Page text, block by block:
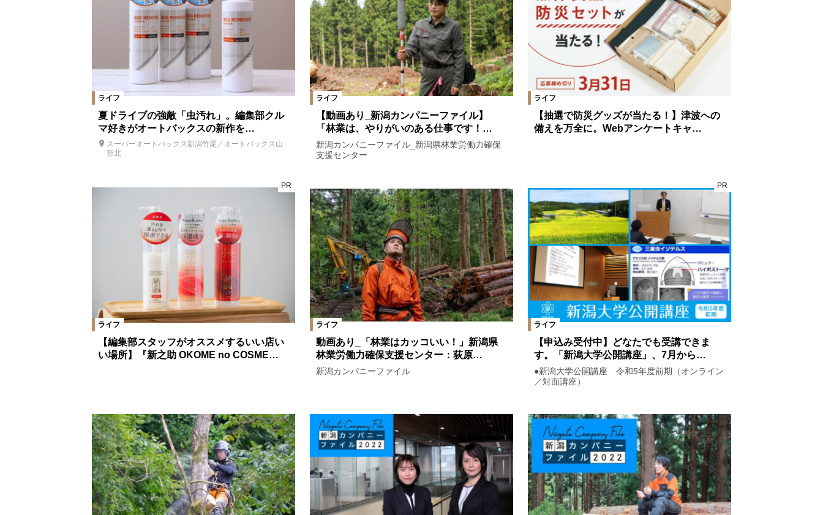
ライフ
夏ドライブの強敵「虫汚れ」。編集部クル
マ好きがオートバックスの新作を…
スーパーオートバックス新潟竹尾／オートバックス山
形北
ライフ
【動画あり_新潟カンパニーファイル】
「林業は、やりがいのある仕事です！…
新潟カンパニーファイル_新潟県林業労働力確保
支援センター
ライフ
【抽選で防災グッズが当たる！】津波への
備えを万全に。Webアンケートキャ…
ライフ
PR
【編集部スタッフがオススメするいい店い
い場所】『新之助 OKOME no COSME…
ライフ
動画あり_「林業はカッコいい！」新潟県
林業労働力確保支援センター：荻原…
新潟カンパニーファイル
ライフ
PR
【申込み受付中】どなたでも受講できま
す。「新潟大学公開講座」、7月から…
●新潟大学公開講座 令和5年度前期（オンライン
／対面講座）